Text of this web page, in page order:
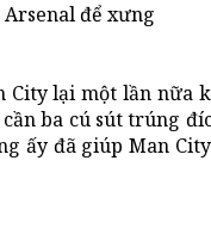
Arsenal để xưng
City lại một lần nữa
ba cú sút trúng
ấy đã giúp Man